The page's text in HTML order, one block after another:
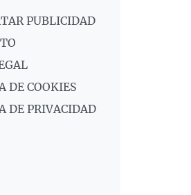
PUBLICIDAD
DE COOKIES
DE PRIVACIDAD